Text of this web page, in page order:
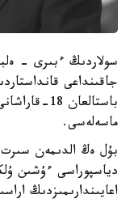
سولاردىڭ ءبىرى -
جاقىنداعى
باستالعان
ماسەلەسى.
بۇل ەڭ الدىمەن
دياسپوراسى ءۇشىن
اعايىندارىمىزدىڭ